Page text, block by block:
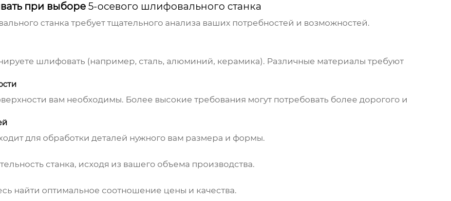
при выборе 5-осевого шлифовального станка
станка требует тщательного анализа ваших потребностей и возможностей.
шлифовать (например, сталь, алюминий, керамика). Различные материалы требуют
вам необходимы. Более высокие требования могут потребовать более дорогого и
для обработки деталей нужного вам размера и формы.
станка, исходя из вашего объема производства.
найти оптимальное соотношение цены и качества.